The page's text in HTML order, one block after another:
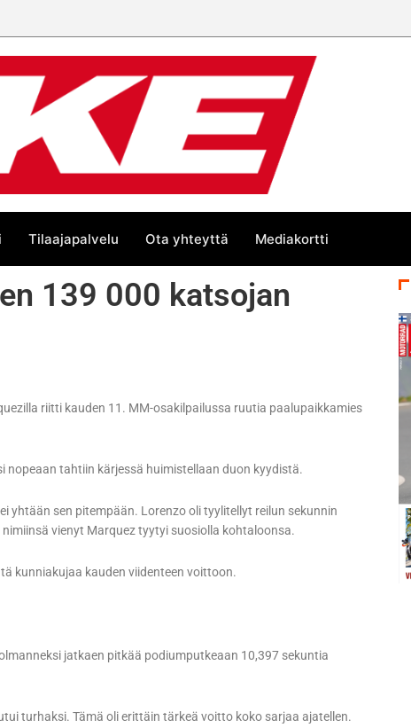
Tilaajapalvelu Ota yhteyttä Mediakortti
139 000 katsojan
riitti kauden 11. MM-osakilpailussa ruutia paalupaikkamies
nopeaan tahtiin kärjessä huimistellaan duon kyydistä.
yhtään sen pitempään. Lorenzo oli tyylitellyt reilun sekunnin
vienyt Marquez tyytyi suosiolla kohtaloonsa.
kunniakujaa kauden viidenteen voittoon.
jatkaen pitkää podiumputkeaan 10,397 sekuntia
turhaksi. Tämä oli erittäin tärkeä voitto koko sarjaa ajatellen.